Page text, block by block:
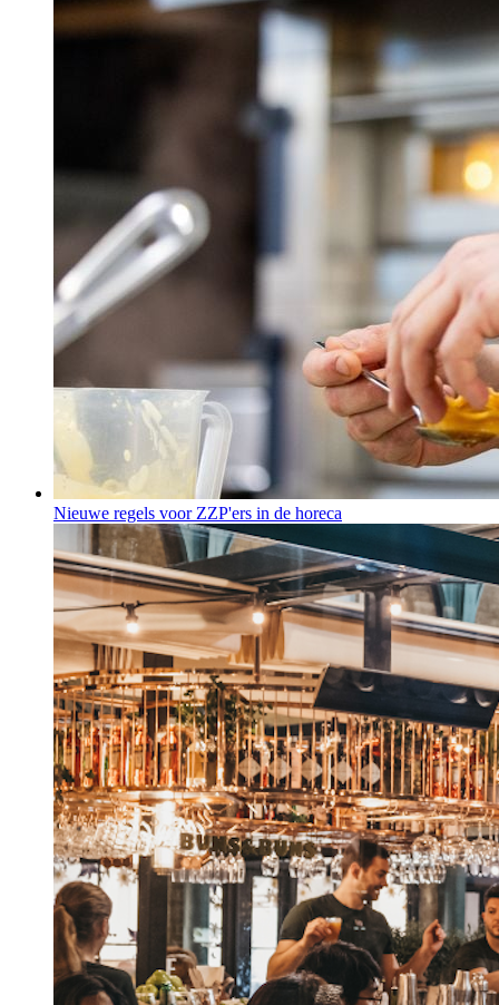
Nieuwe regels voor ZZP'ers in de horeca